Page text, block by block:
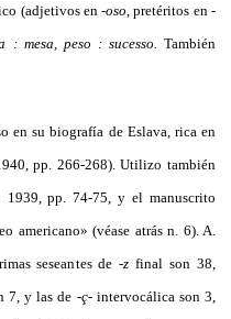
(adjetivos en -oso , pretéritos en-
: mesa, peso : sucesso.También
en su biografía de Eslava, rica en
pp. 266-268). Utilizo también
1939, pp. 74-75, y el manuscrito
ameri­cano» (véase atrás n. 6). A.
seseantes de -z final son 38,
7, y las de -ç- intervocálica son 3,